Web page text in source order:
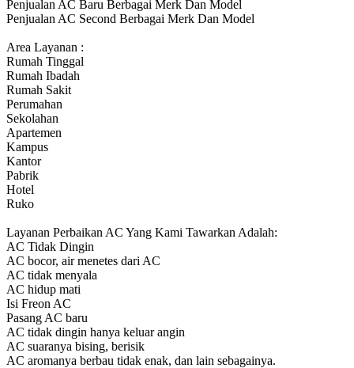
Penjualan AC Baru Berbagai Merk Dan Model
Penjualan AC Second Berbagai Merk Dan Model
Area Layanan :
Rumah Tinggal
Rumah Ibadah
Rumah Sakit
Perumahan
Sekolahan
Apartemen
Kampus
Kantor
Pabrik
Hotel
Ruko
Layanan Perbaikan AC Yang Kami Tawarkan Adalah:
AC Tidak Dingin
AC bocor, air menetes dari AC
AC tidak menyala
AC hidup mati
Isi Freon AC
Pasang AC baru
AC tidak dingin hanya keluar angin
AC suaranya bising, berisik
AC aromanya berbau tidak enak, dan lain sebagainya.